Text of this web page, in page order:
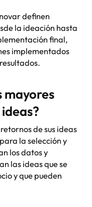
definen
la ideación hasta
final,
implementados
mayores
de sus ideas
la selección y
los datos y
las ideas que se
y que pueden